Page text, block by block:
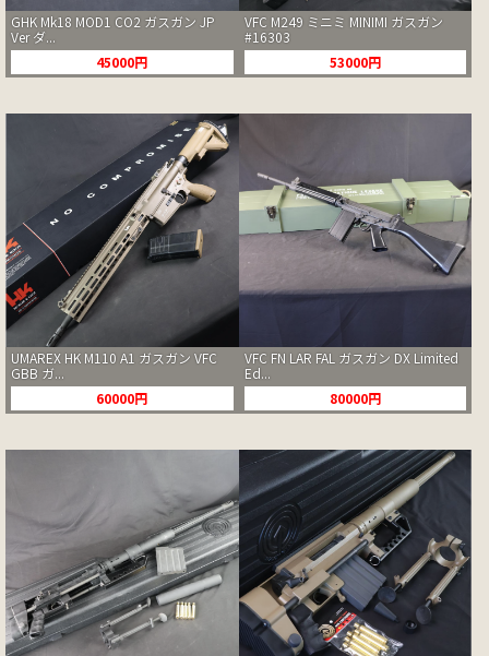
GHK Mk18 MOD1 CO2 ガスガン JP
Ver ダ...
45000円
VFC M249 ミニミ MINIMI ガスガン
#16303
53000円
UMAREX HK M110 A1 ガスガン VFC
GBB ガ...
60000円
VFC FN LAR FAL ガスガン DX Limited
Ed...
80000円